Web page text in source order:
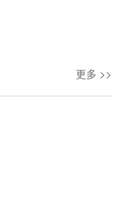
更多 >>